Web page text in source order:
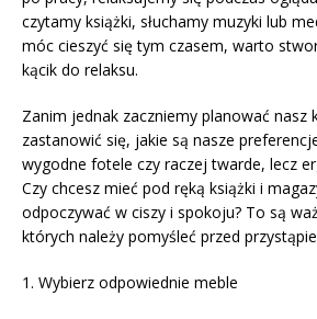
czytamy książki, słuchamy muzyki lub
móc cieszyć się tym czasem, warto
kącik do relaksu.
Zanim jednak zaczniemy planować nasz
zastanowić się, jakie są nasze
wygodne fotele czy raczej twarde, lecz
Czy chcesz mieć pod ręką książki i
odpoczywać w ciszy i spokoju? To są
których należy pomyśleć przed
1. Wybierz odpowiednie meble